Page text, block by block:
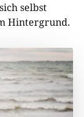
selbst
Hintergrund.